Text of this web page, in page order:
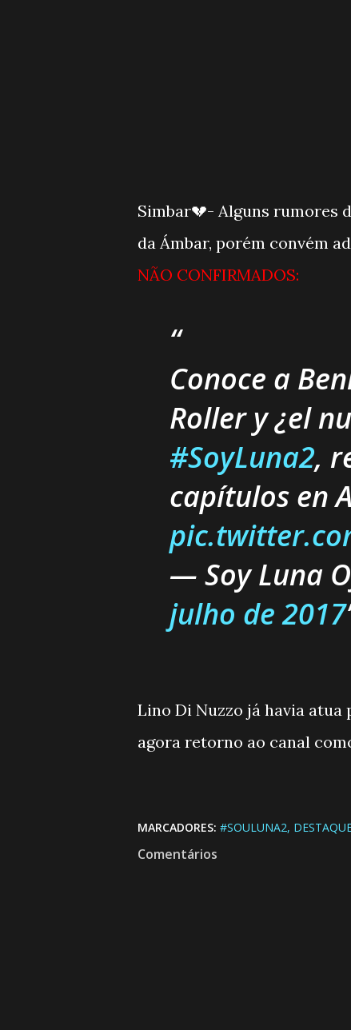
Simbar💔- Alguns rumores
da Ámbar, porém convém
NÃO CONFIRMADOS:
Conoce a
Roller y ¿el
#SoyLuna2,
capítulos en
— Soy Luna
julho de 2017
Lino Di Nuzzo já havia atua
agora retorno ao canal
MARCADORES: #SOULUNA2
Comentários